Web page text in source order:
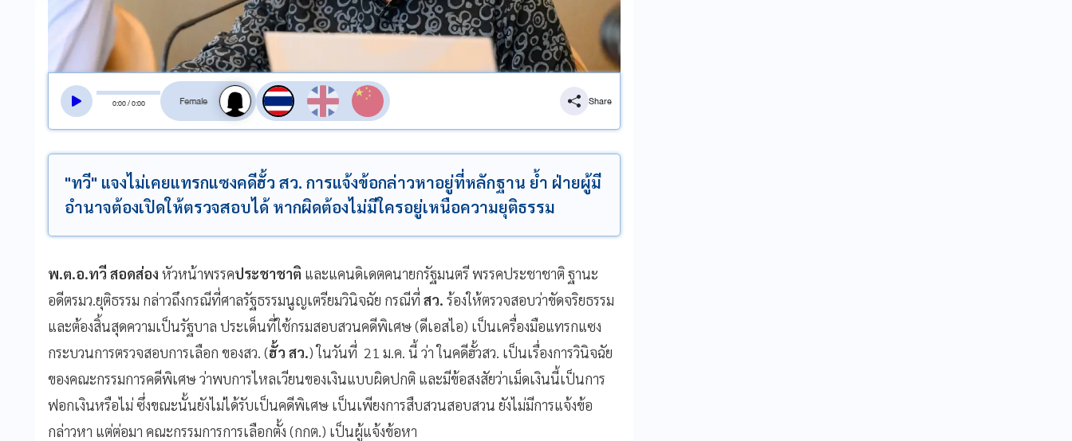
0:00/0:00
สลับเสียงอ่าน
Share
"ทวี" แจงไม่เคยแทรกแซงคดีฮั้ว สว. การแจ้งข้อกล่าวหาอยู่ที่หลักฐาน ย้ำ ฝ่ายผู้มี
อำนาจต้องเปิดให้ตรวจสอบได้ หากผิดต้องไม่มีใครอยู่เหนือความยุติธรรม
พ.ต.อ.ทวี สอดส่อง หัวหน้าพรรคประชาชาติ และแคนดิเดตคนายกรัฐมนตรี พรรคประชาชาติ ฐานะ
อดีตรมว.ยุติธรรม กล่าวถึงกรณีที่ศาลรัฐธรรมนูญเตรียมวินิจฉัย กรณีที่ สว. ร้องให้ตรวจสอบว่าขัดจริยธรรม
และต้องสิ้นสุดความเป็นรัฐบาล ประเด็นที่ใช้กรมสอบสวนคดีพิเศษ (ดีเอสไอ) เป็นเครื่องมือแทรกแซง
กระบวนการตรวจสอบการเลือก ของสว. (ฮั้ว สว.) ในวันที่ 21 ม.ค. นี้ ว่า ในคดีฮั้วสว. เป็นเรื่องการวินิจฉัย
ของคณะกรรมการคดีพิเศษ ว่าพบการไหลเวียนของเงินแบบผิดปกติ และมีข้อสงสัยว่าเม็ดเงินนี้เป็นการ
ฟอกเงินหรือไม่ ซึ่งขณะนั้นยังไม่ได้รับเป็นคดีพิเศษ เป็นเพียงการสืบสวนสอบสวน ยังไม่มีการแจ้งข้อ
กล่าวหา แต่ต่อมา คณะกรรมการการเลือกตั้ง (กกต.) เป็นผู้แจ้งข้อหา